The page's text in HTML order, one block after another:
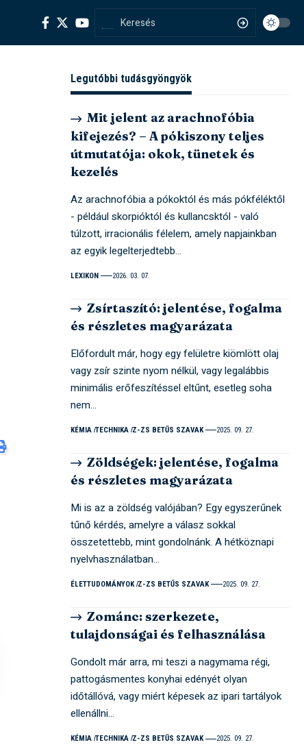
Legutóbbi tudásgyöngyök
Mit jelent az arachnofóbia
kifejezés? – A pókiszony teljes
útmutatója: okok, tünetek és
kezelés
Az arachnofóbia a pókoktól és más pókféléktől
- például skorpióktól és kullancsktól - való
túlzott, irracionális félelem, amely napjainkban
az egyik legelterjedtebb…
LEXIKON 2026. 03. 07.
Zsírtaszító: jelentése, fogalma
és részletes magyarázata
Előfordult már, hogy egy felületre kiömlött olaj
vagy zsír szinte nyom nélkül, vagy legalábbis
minimális erőfeszítéssel eltűnt, esetleg soha
nem…
KÉMIA TECHNIKA Z-ZS BETŰS SZAVAK 2025. 09. 27.
Zöldségek: jelentése, fogalma
és részletes magyarázata
Mi is az a zöldség valójában? Egy egyszerűnek
tűnő kérdés, amelyre a válasz sokkal
összetettebb, mint gondolnánk. A hétköznapi
nyelvhasználatban…
ÉLETTUDOMÁNYOK Z-ZS BETŰS SZAVAK 2025. 09. 27.
Zománc: szerkezete,
tulajdonságai és felhasználása
Gondolt már arra, mi teszi a nagymama régi,
pattogásmentes konyhai edényét olyan
időtállóvá, vagy miért képesek az ipari tartályok
ellenállni…
KÉMIA TECHNIKA Z-ZS BETŰS SZAVAK 2025. 09. 27.